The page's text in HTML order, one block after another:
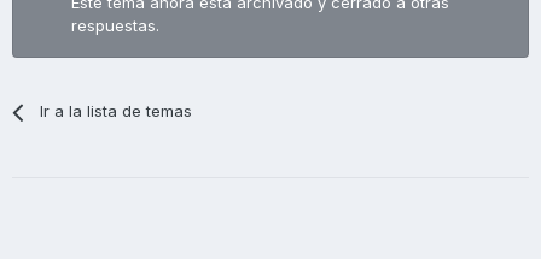
respuestas.
Ir a la lista de temas